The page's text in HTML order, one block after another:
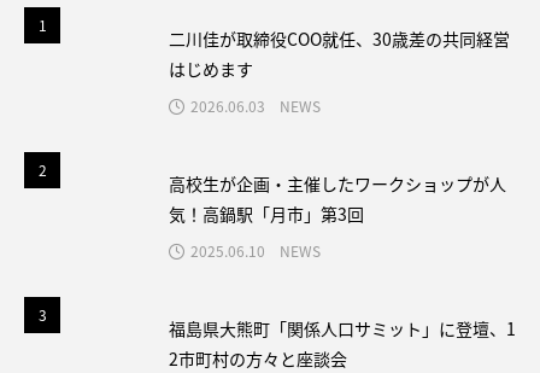
1
二川佳が取締役COO就任、30歳差の共同経営
はじめます
2026.06.03 NEWS
2
高校生が企画・主催したワークショップが人
気！高鍋駅「月市」第3回
2025.06.10 NEWS
3
福島県大熊町「関係人口サミット」に登壇、1
2市町村の方々と座談会